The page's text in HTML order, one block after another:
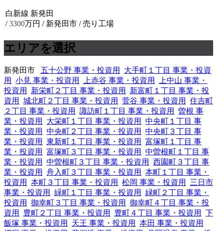
白新線 新発田
/3300万円 / 新発田市 / 売り工場
エリアを選択
新発田市 五十公野 事業・投資用
大手町１丁目 事業・投資
用
小見 事業・投資用 上赤谷 事業・投資用
上中山 事業・
投資用
新栄町２丁目 事業・投資用
新富町１丁目 事業・投
資用
城北町２丁目 事業・投資用 菅谷 事業・投資用
住吉町
２丁目 事業・投資用
諏訪町１丁目 事業・投資用
曽根 事
業・投資用
大栄町１丁目 事業・投資用
中央町１丁目 事
業・投資用
中央町２丁目 事業・投資用
中央町３丁目 事
業・投資用
東新町１丁目 事業・投資用
富塚町１丁目 事
業・投資用
富塚町３丁目 事業・投資用
中曽根町１丁目 事
業・投資用
中曽根町３丁目 事業・投資用
西園町３丁目 事
業・投資用
舟入町３丁目 事業・投資用
本町１丁目 事業・
投資用
本町３丁目 事業・投資用 松岡 事業・投資用
三日市
事業・投資用
緑町１丁目 事業・投資用
緑町２丁目 事業・
投資用
御幸町３丁目 事業・投資用
御幸町４丁目 事業・投
資用
豊町２丁目 事業・投資用 豊町４丁目 事業・投資用
下
飯塚 事業・投資用
天王 事業・投資用
本田 事業・投資用